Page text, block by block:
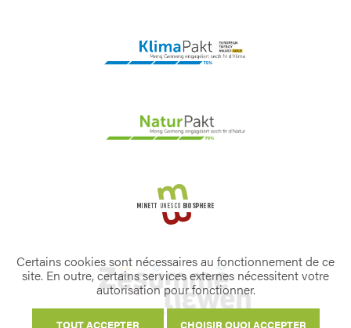
Certains cookies sont nécessaires au fonctionnement de ce
site. En outre, certains services externes nécessitent votre
autorisation pour fonctionner.
TOUT ACCEPTER CHOISIR QUOI ACCEPTER